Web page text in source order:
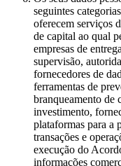
seguintes
oferecem serviços
de capital ao qual
empresas de
supervisão,
fornecedores de
ferramentas de
branqueamento de
investimento,
plataformas para a
transações e
execução do
informações